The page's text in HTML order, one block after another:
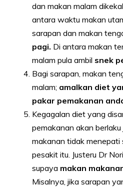
dan makan malam
antara waktu makan
sarapan dan makan
pagi. Di antara makan
malam pula ambil snek
Bagi sarapan, makan
malam; amalkan diet
pakar pemakanan
Kegagalan diet yang
pemakanan akan
makanan tidak menepati
pesakit itu. Justeru Dr
supaya makan
Misalnya, jika sarapan